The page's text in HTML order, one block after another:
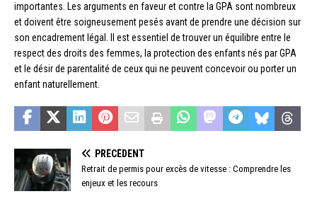
importantes. Les arguments en faveur et contre la GPA sont nombreux
et doivent être soigneusement pesés avant de prendre une décision sur
son encadrement légal. Il est essentiel de trouver un équilibre entre le
respect des droits des femmes, la protection des enfants nés par GPA
et le désir de parentalité de ceux qui ne peuvent concevoir ou porter un
enfant naturellement.
PRÉCÉDENT
Retrait de permis pour excès de vitesse : Comprendre les
enjeux et les recours